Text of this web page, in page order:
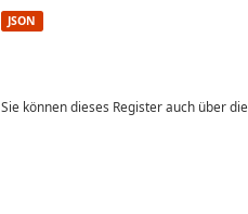
JSON
Sie können dieses Register auch über die